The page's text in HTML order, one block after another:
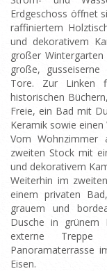
Erdgeschoss öffnet
raffiniertem
und dekorativem
großer
große,
Tore. Zur Linken
historischen
Freie, ein Bad mit
Keramik sowie einen
Vom
zweiten Stock mit
und dekorativem
Weiterhin im
einem privaten
grauem und
Dusche in grünem
externe
Panoramaterrasse
Eisen.